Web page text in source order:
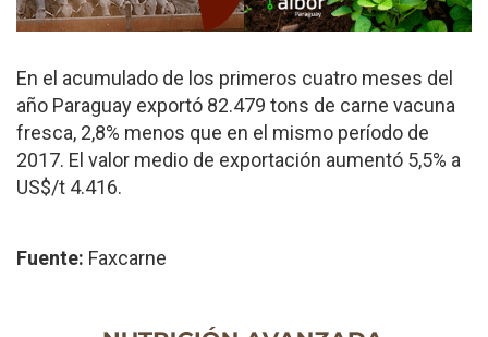
En el acumulado de los primeros cuatro meses del
año Paraguay exportó 82.479 tons de carne vacuna
fresca, 2,8% menos que en el mismo período de
2017. El valor medio de exportación aumentó 5,5% a
US$/t 4.416.
Fuente: Faxcarne